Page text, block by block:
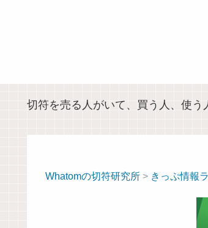
切符を売る人がいて、買う人、使う
Whatomの切符研究所 > きっぷ情報